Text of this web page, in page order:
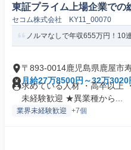
東証プライム上場企業での
セコム株式会社 KY11_00070
ノルマなしで年収655万円！10
〒893-0014鹿児島県鹿屋市
月給27万8500円～32万3020
求めている人材 ・高卒以上
未経験歓迎 ★異業種から...
業界未経験歓迎 +7個